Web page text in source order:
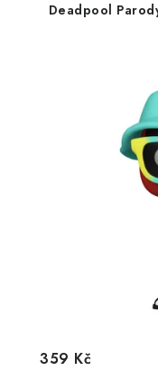
Deadpool
359 Kč